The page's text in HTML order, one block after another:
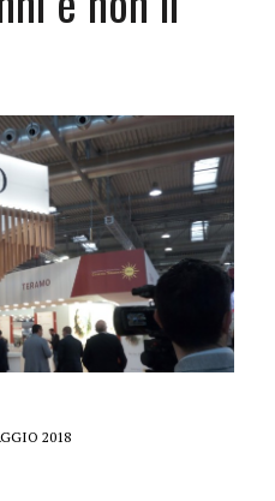
2018